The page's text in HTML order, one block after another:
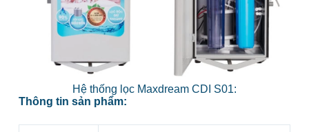
Hệ thống lọc Maxdream CDI S01:
Thông tin sản phẩm: